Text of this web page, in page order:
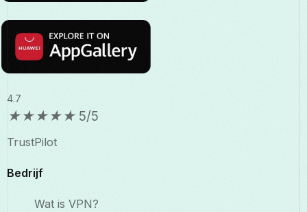
4.7
★★★★★ 5/5
TrustPilot
Bedrijf
Wat is VPN?